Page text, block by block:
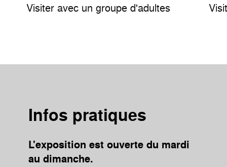
Visiter avec un groupe d'adultes
Infos pratiques
L'exposition est ouverte du mardi
au dimanche.